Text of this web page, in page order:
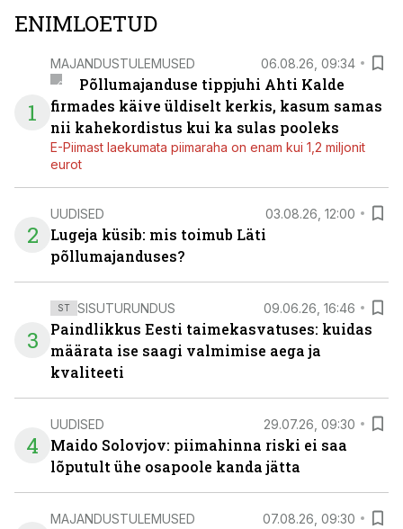
ENIMLOETUD
1
MAJANDUSTULEMUSED 06.08.26, 09:34
Põllumajanduse tippjuhi Ahti Kalde
firmades käive üldiselt kerkis, kasum samas
nii kahekordistus kui ka sulas pooleks
E-Piimast laekumata piimaraha on enam kui 1,2 miljonit
eurot
2
UUDISED 03.08.26, 12:00
Lugeja küsib: mis toimub Läti
põllumajanduses?
3
ST SISUTURUNDUS 09.06.26, 16:46
Paindlikkus Eesti taimekasvatuses: kuidas
määrata ise saagi valmimise aega ja
kvaliteeti
4
UUDISED 29.07.26, 09:30
Maido Solovjov: piimahinna riski ei saa
lõputult ühe osapoole kanda jätta
MAJANDUSTULEMUSED 07.08.26, 09:30